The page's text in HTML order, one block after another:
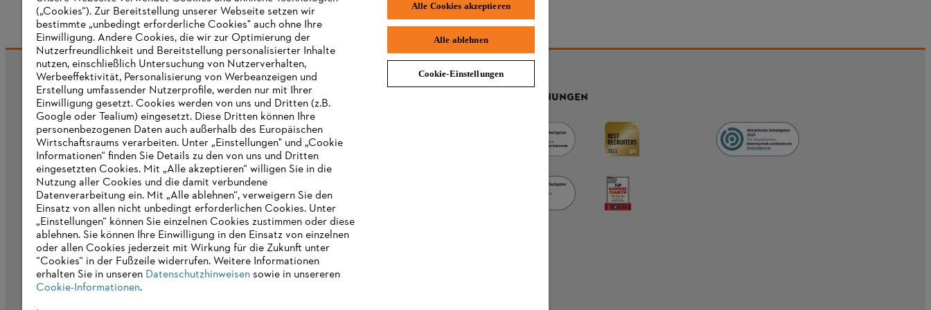
Informationen für Lieferanten
Produkte
Kontakt
Karriere
Hinweisgebersystem
AUSZEICHNUNGEN
(„Cookies“). Zur Bereitstellung unserer Webseite setzen wir
bestimmte „unbedingt erforderliche Cookies" auch ohne Ihre
Einwilligung. Andere Cookies, die wir zur Optimierung der
Nutzerfreundlichkeit und Bereitstellung personalisierter Inhalte
nutzen, einschließlich Untersuchung von Nutzerverhalten,
Werbeeffektivität, Personalisierung von Werbeanzeigen und
Erstellung umfassender Nutzerprofile, werden nur mit Ihrer
Einwilligung gesetzt. Cookies werden von uns und Dritten (z.B.
Google oder Tealium) eingesetzt. Diese Dritten können Ihre
personenbezogenen Daten auch außerhalb des Europäischen
Wirtschaftsraums verarbeiten. Unter „Einstellungen" und „Cookie
Informationen“ finden Sie Details zu den von uns und Dritten
eingesetzten Cookies. Mit „Alle akzeptieren“ willigen Sie in die
Nutzung aller Cookies und die damit verbundene
Datenverarbeitung ein. Mit „Alle ablehnen“, verweigern Sie den
Einsatz von allen nicht unbedingt erforderlichen Cookies. Unter
„Einstellungen“ können Sie einzelnen Cookies zustimmen oder diese
ablehnen. Sie können Ihre Einwilligung in den Einsatz von einzelnen
oder allen Cookies jederzeit mit Wirkung für die Zukunft unter
“Cookies“ in der Fußzeile widerrufen. Weitere Informationen
erhalten Sie in unseren Datenschutzhinweisensowie in unsereren
Cookie-Informationen.
Alle Cookies akzeptieren
Alle ablehnen
Cookie-Einstellungen